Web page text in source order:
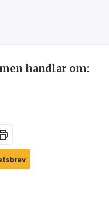
handlar om: